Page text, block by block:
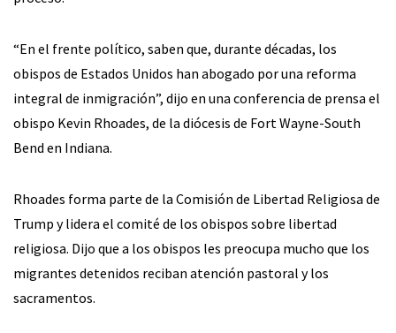
“En el frente político, saben que, durante décadas, los
obispos de Estados Unidos han abogado por una reforma
integral de inmigración”, dijo en una conferencia de prensa el
obispo Kevin Rhoades, de la diócesis de Fort Wayne-South
Bend en Indiana.
Rhoades forma parte de la Comisión de Libertad Religiosa de
Trump y lidera el comité de los obispos sobre libertad
religiosa. Dijo que a los obispos les preocupa mucho que los
migrantes detenidos reciban atención pastoral y los
sacramentos.